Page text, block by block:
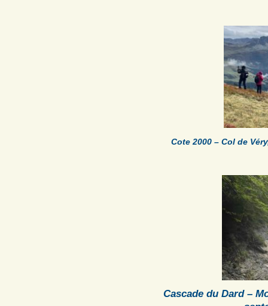
Cote 2000 – Col de
Cascade du Dard –